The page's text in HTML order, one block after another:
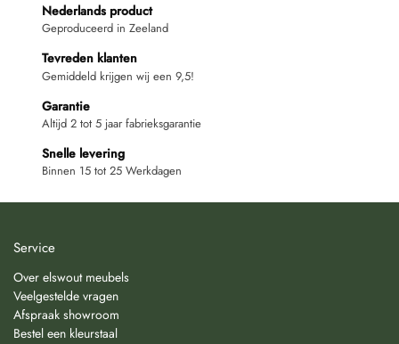
Nederlands product
Geproduceerd in Zeeland
Tevreden klanten
Gemiddeld krijgen wij een 9,5!
Garantie
Altijd 2 tot 5 jaar fabrieksgarantie
Snelle levering
Binnen 15 tot 25 Werkdagen
Service
Over elswout meubels
Veelgestelde vragen
Afspraak showroom
Bestel een kleurstaal